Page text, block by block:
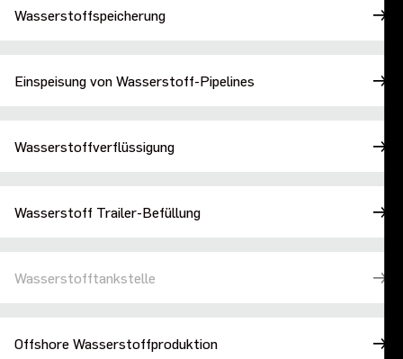
Wasserstoffspeicherung
Einspeisung von Wasserstoff-Pipelines
Wasserstoffverflüssigung
Wasserstoff Trailer-Befüllung
Wasserstofftankstelle
Offshore Wasserstoffproduktion